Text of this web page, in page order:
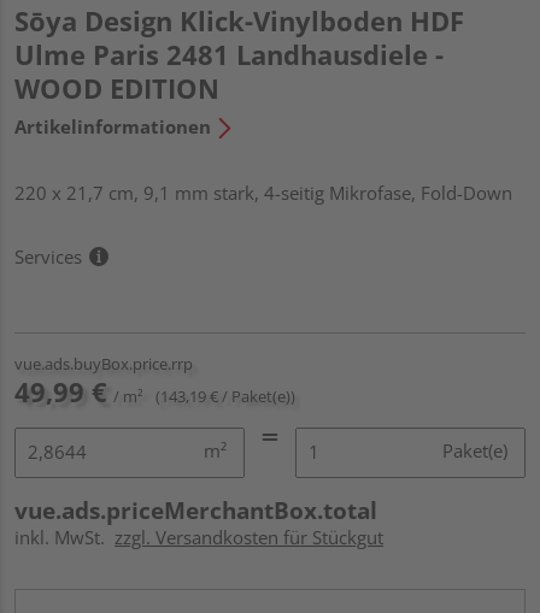
Sōya Design Klick-Vinylboden HDF
Ulme Paris 2481 Landhausdiele -
WOOD EDITION
Artikelinformationen
220 x 21,7 cm, 9,1 mm stark, 4-seitig Mikrofase, Fold-Down
Services
vue.ads.buyBox.price.rrp
49,99 € / m² (143,19 € / Paket(e))
m² Paket(e)
vue.ads.priceMerchantBox.total
inkl. MwSt. zzgl. Versandkosten für Stückgut